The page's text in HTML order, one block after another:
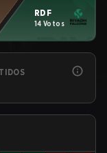
RDF
14 Votos